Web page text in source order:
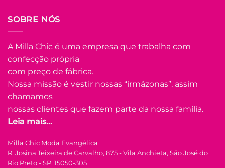
ser
na
do
produto
SOBRE NÓS
A Milla Chic é uma empresa que trabalha com
confecção própria
com preço de fábrica.
Nossa missão é vestir nossas “irmãzonas”, assim
chamamos
nossas clientes que fazem parte da nossa família.
Leia mais...
Milla Chic Moda Evangélica
R. Josina Teixeira de Carvalho, 875 - Vila Anchieta, São José do
Rio Preto - SP, 15050-305